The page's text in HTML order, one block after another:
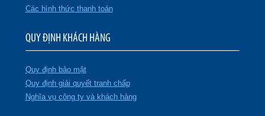
Các hình thức thanh toán
QUY ĐỊNH KHÁCH HÀNG
Quy định bảo mật
Quy định giải quyết tranh chấp
Nghĩa vụ công ty và khách hàng